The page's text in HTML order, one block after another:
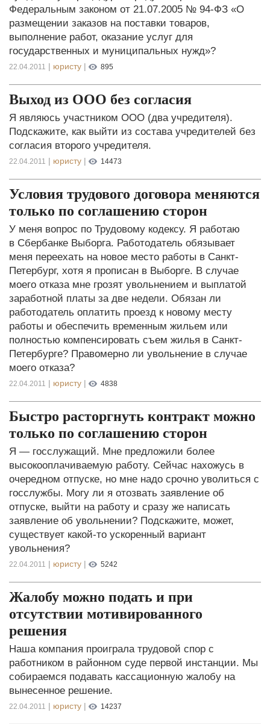
Федеральным законом от 21.07.2005 № 94-ФЗ «О
размещении заказов на поставки товаров,
выполнение работ, оказание услуг для
государственных и муниципальных нужд»?
22.04.2011 | юристу | 895
Выход из ООО без согласия
Я являюсь участником ООО (два учредителя).
Подскажите, как выйти из состава учредителей без
согласия второго учредителя.
22.04.2011 | юристу | 14473
Условия трудового договора меняются
только по соглашению сторон
У меня вопрос по Трудовому кодексу. Я работаю
в Сбербанке Выборга. Работодатель обязывает
меня переехать на новое место работы в Санкт-
Петербург, хотя я прописан в Выборге. В случае
моего отказа мне грозят увольнением и выплатой
заработной платы за две недели. Обязан ли
работодатель оплатить проезд к новому месту
работы и обеспечить временным жильем или
полностью компенсировать съем жилья в Санкт-
Петербурге? Правомерно ли увольнение в случае
моего отказа?
22.04.2011 | юристу | 4838
Быстро расторгнуть контракт можно
только по соглашению сторон
Я — госслужащий. Мне предложили более
высокооплачиваемую работу. Сейчас нахожусь в
очередном отпуске, но мне надо срочно уволиться с
госслужбы. Могу ли я отозвать заявление об
отпуске, выйти на работу и сразу же написать
заявление об увольнении? Подскажите, может,
существует какой-то ускоренный вариант
увольнения?
22.04.2011 | юристу | 5242
Жалобу можно подать и при
отсутствии мотивированного
решения
Наша компания проиграла трудовой спор с
работником в районном суде первой инстанции. Мы
собираемся подавать кассационную жалобу на
вынесенное решение.
22.04.2011 | юристу | 14237